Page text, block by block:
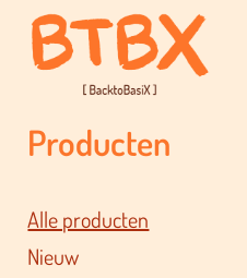
Producten
Alle producten
Nieuw